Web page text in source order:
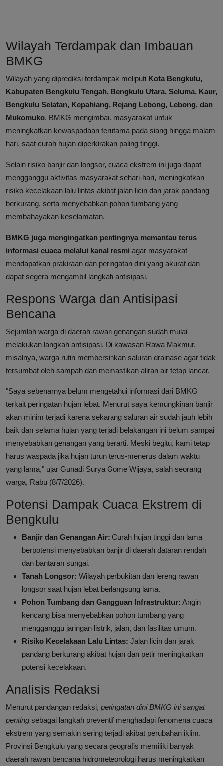
Wilayah Terdampak dan Imbauan
BMKG
Wilayah yang diprediksi terdampak meliputi Kota Bengkulu,
Kabupaten Bengkulu Tengah, Bengkulu Utara, Seluma, Kaur,
Bengkulu Selatan, Kepahiang, Rejang Lebong, Lebong, dan
Mukomuko. BMKG mengimbau masyarakat untuk
meningkatkan kewaspadaan terutama pada siang hingga malam
hari, saat curah hujan diperkirakan paling tinggi.
Selain risiko banjir dan longsor, cuaca ekstrem ini juga dapat
mengganggu aktivitas masyarakat sehari-hari, meningkatkan
risiko kecelakaan lalu lintas akibat jalan licin dan jarak pandang
berkurang, serta menyebabkan pohon tumbang yang
membahayakan keselamatan.
BMKG juga mengingatkan pentingnya memantau terus
informasi cuaca melalui kanal resmi agar masyarakat
mendapatkan prakiraan dan peringatan dini yang akurat dan
dapat segera mengambil langkah antisipasi.
Respons Warga dan Antisipasi
Bencana
Sejumlah warga di daerah rawan genangan sudah mulai
melakukan langkah antisipasi. Di kawasan Rawa Makmur,
misalnya, warga rutin membersihkan saluran drainase agar tidak
tersumbat oleh sampah dan memastikan aliran air tetap lancar.
"Saya sebenarnya belum mengetahui informasi dari BMKG
terkait peringatan hujan lebat. Menurut saya kemungkinan banjir
akan minim terjadi karena sekarang saluran air sudah jauh lebih
baik dan selama hujan yang terjadi belakangan ini belum sampai
menyebabkan genangan yang berarti. Meski begitu, kami tetap
harus waspada jika hujan turun terus-menerus dalam waktu
yang lama," ujar Gunadi Surya Gome Wijaya, salah seorang
warga, Rabu (8/7/2026).
Potensi Dampak Cuaca Ekstrem di
Bengkulu
Banjir dan Genangan Air: Curah hujan tinggi dan lama
berpotensi menyebabkan banjir di daerah dataran rendah
dan bantaran sungai.
Tanah Longsor: Wilayah perbukitan dan lereng rawan
longsor saat hujan lebat berlangsung lama.
Pohon Tumbang dan Gangguan Infrastruktur: Angin
kencang bisa menyebabkan pohon tumbang yang
mengganggu jaringan listrik, jalan, dan fasilitas umum.
Risiko Kecelakaan Lalu Lintas: Jalan licin dan jarak
pandang berkurang akibat hujan dan petir meningkatkan
potensi kecelakaan.
Analisis Redaksi
Menurut pandangan redaksi, peringatan dini BMKG ini sangat
penting sebagai langkah preventif menghadapi fenomena cuaca
ekstrem yang semakin sering terjadi akibat perubahan iklim.
Provinsi Bengkulu yang secara geografis memiliki banyak
daerah rawan bencana hidrometeorologi harus meningkatkan